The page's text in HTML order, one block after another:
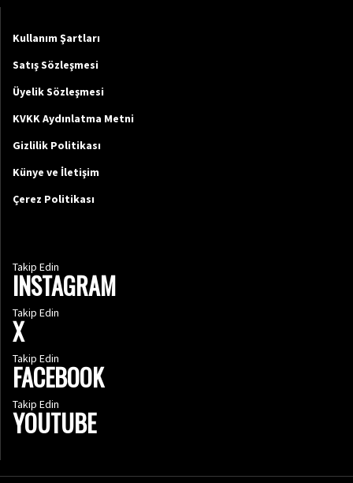
Kullanım Şartları
Satış Sözleşmesi
Üyelik Sözleşmesi
KVKK Aydınlatma Metni
Gizlilik Politikası
Künye ve İletişim
Çerez Politikası
Takip Edin
INSTAGRAM
Takip Edin
X
Takip Edin
FACEBOOK
Takip Edin
YOUTUBE